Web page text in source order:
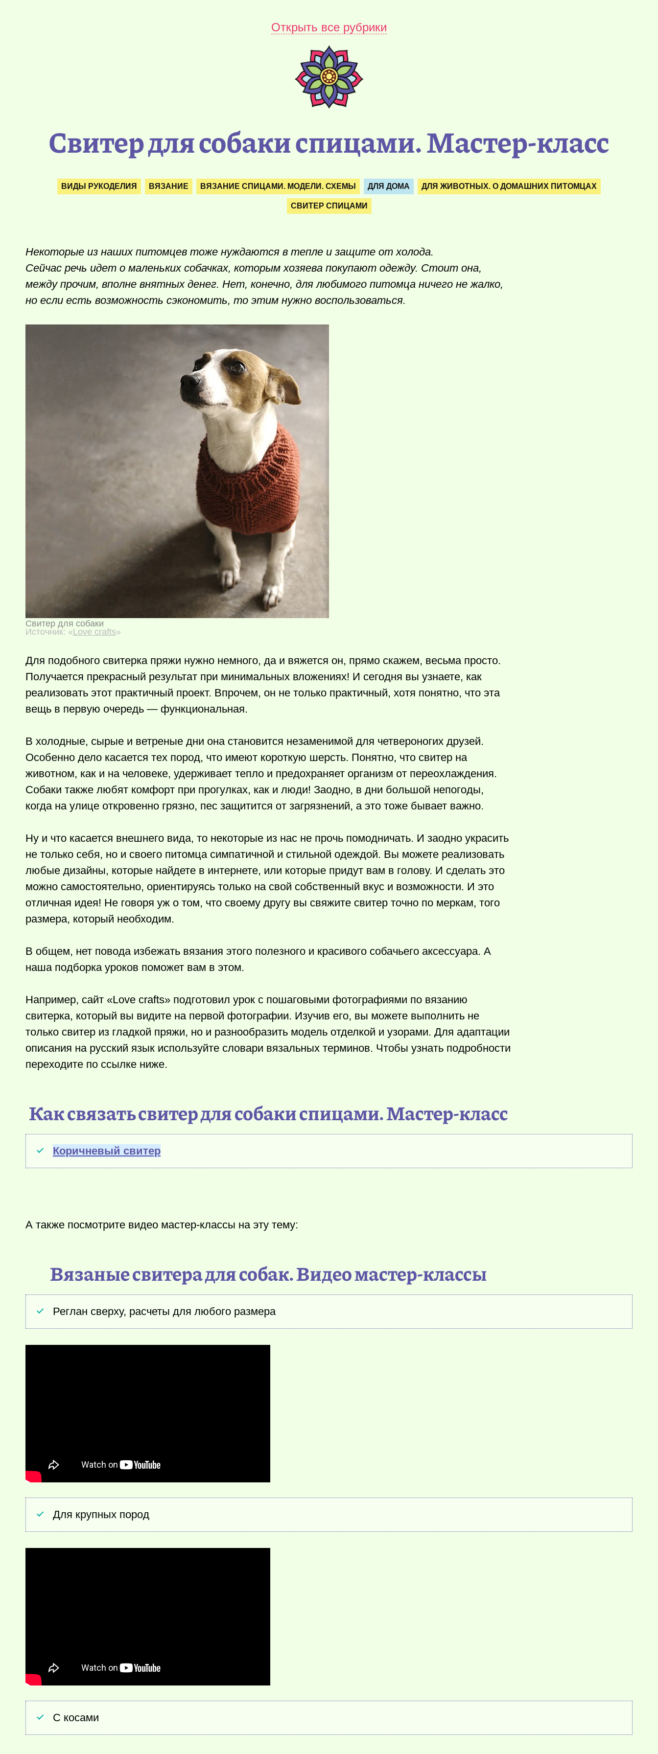
Открыть все рубрики
Свитер для собаки спицами. Мастер-класс
ВИДЫ РУКОДЕЛИЯ ВЯЗАНИЕ ВЯЗАНИЕ СПИЦАМИ. МОДЕЛИ. СХЕМЫ ДЛЯ ДОМА ДЛЯ ЖИВОТНЫХ. О ДОМАШНИХ ПИТОМЦАХ
СВИТЕР СПИЦАМИ
Некоторые из наших питомцев тоже нуждаются в тепле и защите от холода.
Сейчас речь идет о маленьких собачках, которым хозяева покупают одежду. Стоит она,
между прочим, вполне внятных денег. Нет, конечно, для любимого питомца ничего не жалко,
но если есть возможность сэкономить, то этим нужно воспользоваться.
Свитер для собаки
Источник: «Love crafts»
Для подобного свитерка пряжи нужно немного, да и вяжется он, прямо скажем, весьма просто.
Получается прекрасный результат при минимальных вложениях! И сегодня вы узнаете, как
реализовать этот практичный проект. Впрочем, он не только практичный, хотя понятно, что эта
вещь в первую очередь — функциональная.
В холодные, сырые и ветреные дни она становится незаменимой для четвероногих друзей.
Особенно дело касается тех пород, что имеют короткую шерсть. Понятно, что свитер на
животном, как и на человеке, удерживает тепло и предохраняет организм от переохлаждения.
Собаки также любят комфорт при прогулках, как и люди! Заодно, в дни большой непогоды,
когда на улице откровенно грязно, пес защитится от загрязнений, а это тоже бывает важно.
Ну и что касается внешнего вида, то некоторые из нас не прочь помодничать. И заодно украсить
не только себя, но и своего питомца симпатичной и стильной одеждой. Вы можете реализовать
любые дизайны, которые найдете в интернете, или которые придут вам в голову. И сделать это
можно самостоятельно, ориентируясь только на свой собственный вкус и возможности. И это
отличная идея! Не говоря уж о том, что своему другу вы свяжите свитер точно по меркам, того
размера, который необходим.
В общем, нет повода избежать вязания этого полезного и красивого собачьего аксессуара. А
наша подборка уроков поможет вам в этом.
Например, сайт «Love crafts» подготовил урок с пошаговыми фотографиями по вязанию
свитерка, который вы видите на первой фотографии. Изучив его, вы можете выполнить не
только свитер из гладкой пряжи, но и разнообразить модель отделкой и узорами. Для адаптации
описания на русский язык используйте словари вязальных терминов. Чтобы узнать подробности
переходите по ссылке ниже.
Как связать свитер для собаки спицами. Мастер-класс
Коричневый свитер
А также посмотрите видео мастер-классы на эту тему:
Вязаные свитера для собак. Видео мастер-классы
Реглан сверху, расчеты для любого размера
Для крупных пород
С косами